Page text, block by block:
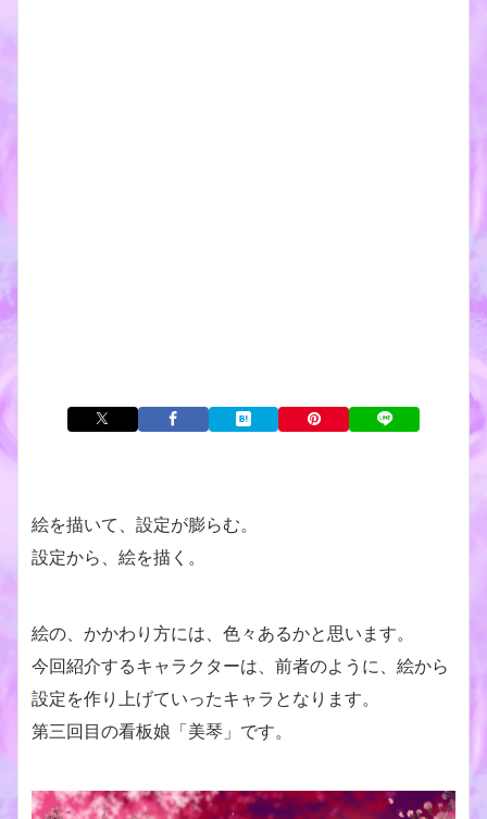
絵を描いて、設定が膨らむ。
設定から、絵を描く。
絵の、かかわり方には、色々あるかと思います。
今回紹介するキャラクターは、前者のように、絵から
設定を作り上げていったキャラとなります。
第三回目の看板娘「美琴」です。